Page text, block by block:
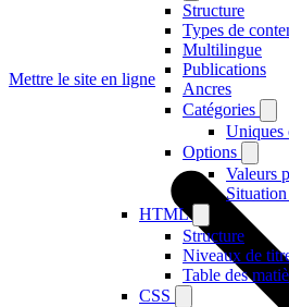
Structure
Types de
Multilingue
Publications
Ancres
Catégories
Uniques
Options
Valeurs
HTML
Structure
Niveaux de
Table des
CSS
Mettre le site en ligne